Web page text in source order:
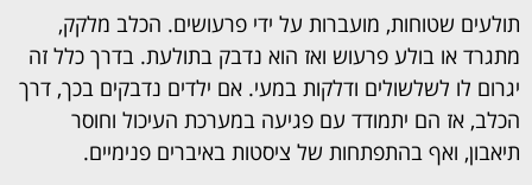
תולעים שטוחות, מועברות על ידי פרעושים. הכלב מלקק,
מתגרד או בולע פרעוש ואז הוא נדבק בתולעת. בדרך כלל זה
יגרום לו לשלשולים ודלקות במעי. אם ילדים נדבקים בכך, דרך
הכלב, אז הם יתמודד עם פגיעה במערכת העיכול וחוסר
תיאבון, ואף בהתפתחות של ציסטות באיברים פנימיים.